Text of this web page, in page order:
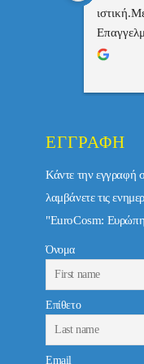
ΕΓΓΡΑΦΉ
Κάντε την εγγραφή
λαμβάνετε τις
"EuroCosm:
Όνομα
Επίθετο
Email